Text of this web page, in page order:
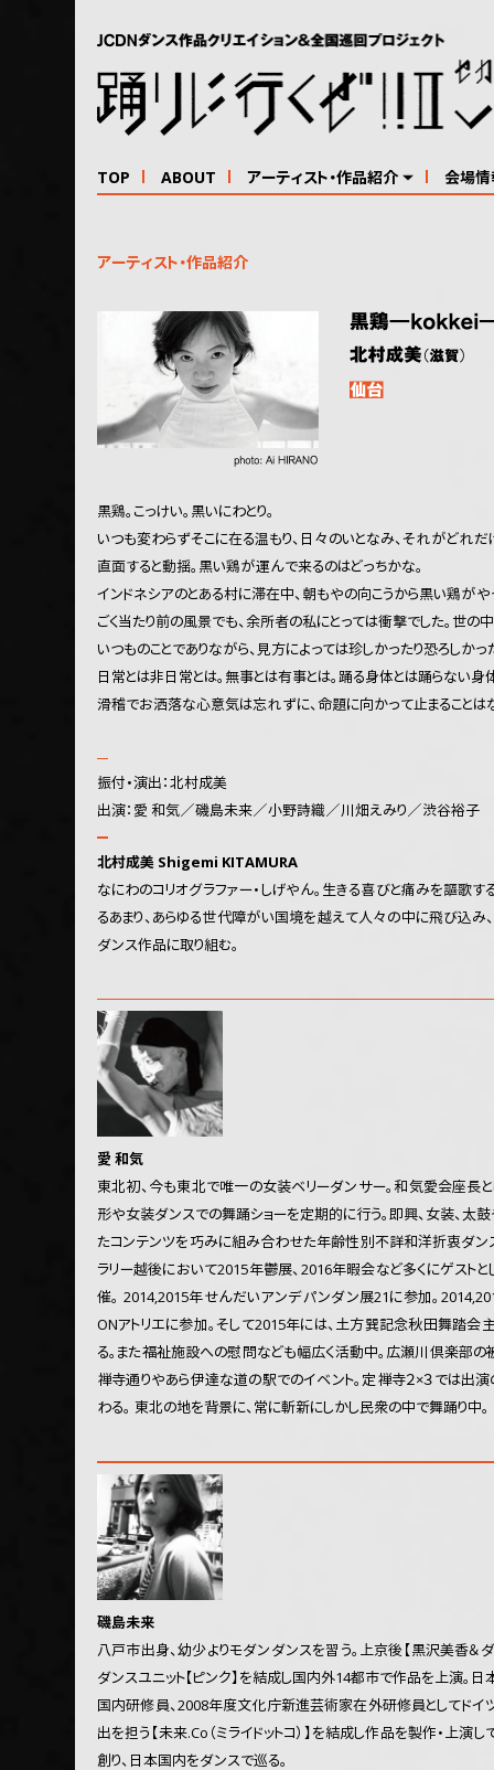
TOP ABOUT アーティスト・作品紹介 会場情
アーティスト・作品紹介
黒鶏。こっけい。黒いにわとり。
いつも変わらずそこに在る温もり、日々のいとなみ、それがどれだ
直面すると動揺。黒い鶏が運んで来るのはどっちかな。
インドネシアのとある村に滞在中、朝もやの向こうから黒い鶏がや
ごく当たり前の風景でも、余所者の私にとっては衝撃でした。世の
いつものことでありながら、見方によっては珍しかったり恐ろしか
日常とは非日常とは。無事とは有事とは。踊る身体とは踊らない身
滑稽でお洒落な心意気は忘れずに、命題に向かって止まることは
振付・演出：北村成美
出演：愛 和気／磯島未来／小野詩織／川畑えみり／渋谷裕子
北村成美 Shigemi KITAMURA
なにわのコリオグラファー・しげやん。生きる喜びと痛みを謳歌す
るあまり、あらゆる世代障がい国境を越えて人々の中に飛び込み、
ダンス作品に取り組む。
愛 和気
東北初、今も東北で唯一の女装ベリーダンサー。和気愛会座長
形や女装ダンスでの舞踊ショーを定期的に行う。即興、女装、太
たコンテンツを巧みに組み合わせた年齢性別不詳和洋折衷ダン
ラリー越後において2015年鬱展、2016年暇会など多くにゲスト
催。 2014,2015年せんだいアンデパンダン展21に参加。
ONアトリエに参加。そして2015年には、土方巽記念秋田舞踏会
る。また福祉施設への慰問なども幅広く活動中。広瀬川倶楽部
禅寺通りやあら伊達な道の駅でのイベント。定禅寺２×３では出
わる。 東北の地を背景に、常に斬新にしかし民衆の中で舞踊り中。
磯島未来
八戸市出身、幼少よりモダンダンスを習う。上京後【黒沢美香＆
ダンスユニット【ピンク】を結成し国内外14都市で作品を上演
国内研修員、2008年度文化庁新進芸術家在外研修員としてドイ
出を担う【未来.Co（ミライドットコ）】を結成し作品を製作・上
創り、日本国内をダンスで巡る。